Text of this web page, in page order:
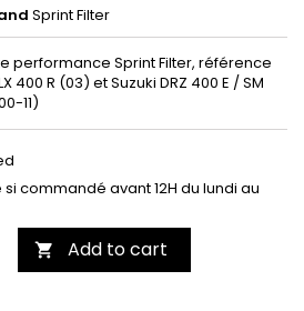
Sprint Filter
performance Sprint Filter, référence
400 R (03) et Suzuki DRZ 400 E / SM
11)
commandé avant 12H du lundi au
 Add to cart